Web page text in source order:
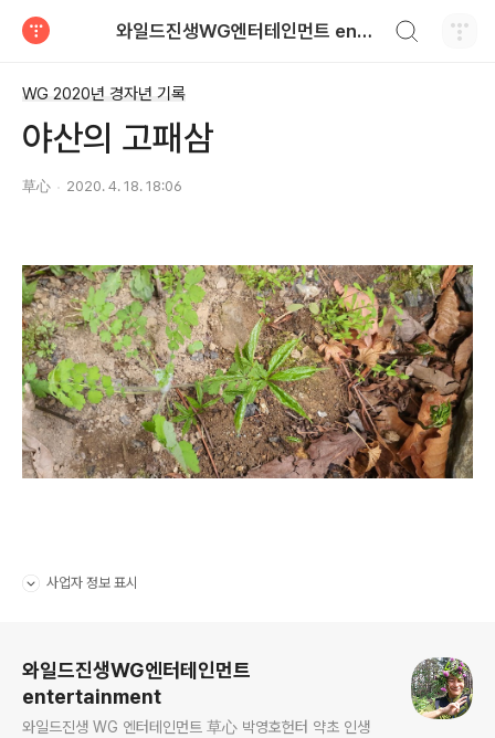
와일드진생WG엔터테인먼트 entertainment
WG 2020년 경자년 기록
야산의 고패삼
草心 2020. 4. 18. 18:06
사업자 정보 표시
와일드진생WG엔터테인먼트
entertainment
와일드진생 WG 엔터테인먼트 草心 박영호헌터 약초 인생